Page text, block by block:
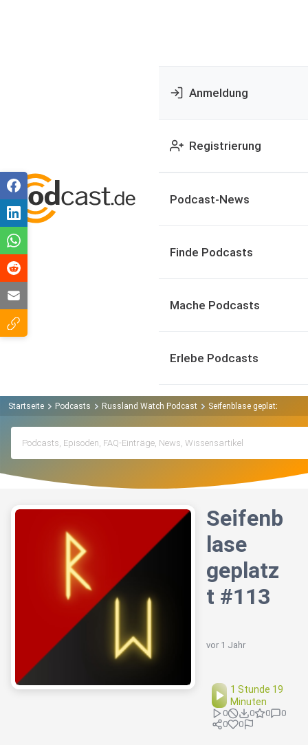
Anmeldung
Registrierung
Podcast-News
Finde Podcasts
Mache Podcasts
Erlebe Podcasts
Startseite Podcasts Russland Watch Podcast Seifenblase geplatzt #113
Seifenb
lase
geplatz
t #113
vor 1 Jahr
1 Stunde 19
Minuten
0 0 0
0
0
0